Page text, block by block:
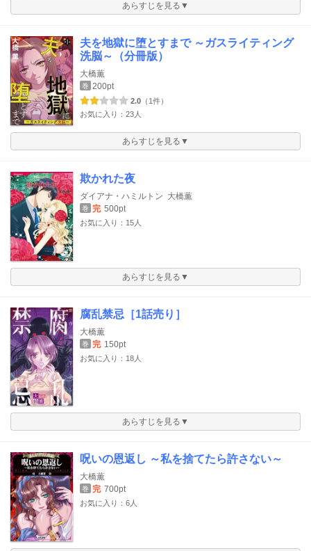
あらすじを見る▼
夫を地獄に堕とすまで ～ガスライティング
洗脳～（分冊版）
大橋薫
巻 200pt
2.0 （1件）
お気に入り：23人
あらすじを見る▼
欺かれた夜
ダイアナ・ハミルトン 大橋薫
巻 完 500pt
お気に入り：15人
あらすじを見る▼
腐乱禁忌［1話売り］
大橋薫
巻 完 150pt
お気に入り：18人
あらすじを見る▼
呪いの恩返し ～私を捨てたら許さない～
大橋薫
巻 完 700pt
お気に入り：6人